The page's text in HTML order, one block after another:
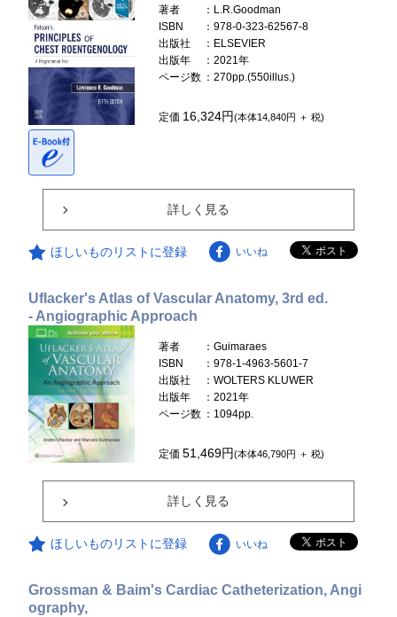
著者
：L.R.Goodman
ISBN
：978-0-323-62567-8
出版社
：ELSEVIER
出版年
：2021年
ページ数 ：270pp.(550illus.)
定価 16,324円(本体14,840円 ＋ 税)
詳しく見る
ほしいものリストに登録 いいね
Uflacker's Atlas of Vascular Anatomy, 3rd ed.
- Angiographic Approach
著者
：Guimaraes
ISBN
：978-1-4963-5601-7
出版社
：WOLTERS KLUWER
出版年
：2021年
ページ数 ：1094pp.
定価51,469円(本体46,790円 ＋ 税)
詳しく見る
ほしいものリストに登録 いいね
Grossman & Baim's Cardiac Catheterization, Angi
ography,